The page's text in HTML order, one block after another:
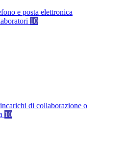
e posta elettronica
10
di collaborazione o
10